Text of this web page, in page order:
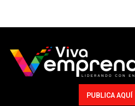
PUBLICA AQUÍ